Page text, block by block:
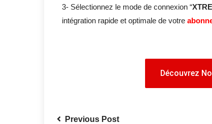
3- Sélectionnez le mode de connexion “
intégration rapide et optimale de votre
Découvrez
Previous Post